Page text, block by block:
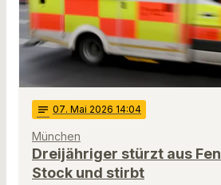
notes 07. Mai 2026 14:04
München
Dreijähriger stürzt aus
Stock und stirbt